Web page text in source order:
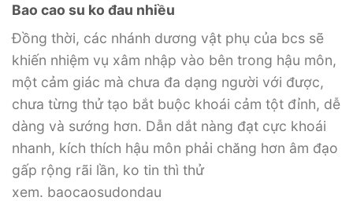
Bao cao su ko đau nhiều
Đồng thời, các nhánh dương vật phụ của bcs sẽ
khiến nhiệm vụ xâm nhập vào bên trong hậu môn,
một cảm giác mà chưa đa dạng người với được,
chưa từng thử tạo bắt buộc khoái cảm tột đỉnh, dễ
dàng và sướng hơn. Dẫn dắt nàng đạt cực khoái
nhanh, kích thích hậu môn phải chăng hơn âm đạo
gấp rộng rãi lần, ko tin thì thử
xem. baocaosudondau